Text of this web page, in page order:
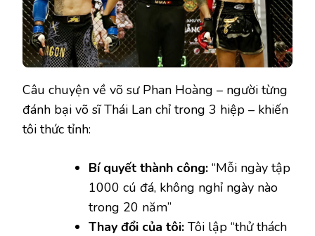
Câu chuyện về võ sư Phan Hoàng – người từng
đánh bại võ sĩ Thái Lan chỉ trong 3 hiệp – khiến
tôi thức tỉnh:
Bí quyết thành công: “Mỗi ngày tập
1000 cú đá, không nghỉ ngày nào
trong 20 năm”
Thay đổi của tôi: Tôi lập “thử thách